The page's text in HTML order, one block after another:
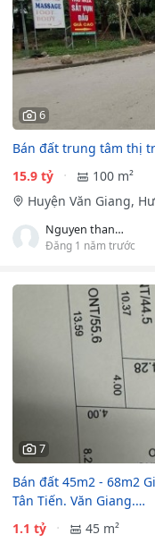
6
Bán đất trung tâm thị
15.9 tỷ
100 m²
Huyện Văn Giang,
Nguyen thanh duy
Đăng 1 năm trước
7
️️️Bán đất 45m2 - 68m2
Tân Tiến. Văn Giang.…
1.1 tỷ
45 m²